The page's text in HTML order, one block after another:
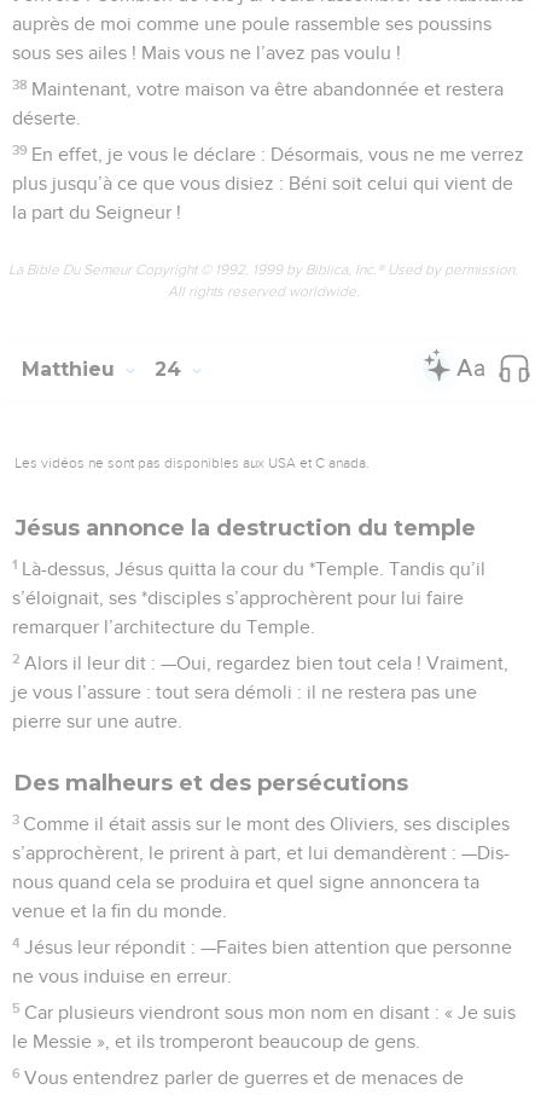
auprès de moi comme une poule rassemble ses poussins
sous ses ailes ! Mais vous ne l’avez pas voulu !
38 Maintenant, votre maison va être abandonnée et restera
déserte.
39 En effet, je vous le déclare : Désormais, vous ne me verrez
plus jusqu’à ce que vous disiez : Béni soit celui qui vient de
la part du Seigneur !
La Bible Du Semeur Copyright © 1992, 1999 by Biblica, Inc.® Used by permission.
All rights reserved worldwide.
Matthieu 24
Les vidéos ne sont pas disponibles aux USA et C anada.
Jésus annonce la destruction du temple
1 Là-dessus, Jésus quitta la cour du *Temple. Tandis qu’il
s’éloignait, ses *disciples s’approchèrent pour lui faire
remarquer l’architecture du Temple.
2 Alors il leur dit : —Oui, regardez bien tout cela ! Vraiment,
je vous l’assure : tout sera démoli : il ne restera pas une
pierre sur une autre.
Des malheurs et des persécutions
3 Comme il était assis sur le mont des Oliviers, ses disciples
s’approchèrent, le prirent à part, et lui demandèrent : —Dis-
nous quand cela se produira et quel signe annoncera ta
venue et la fin du monde.
4 Jésus leur répondit : —Faites bien attention que personne
ne vous induise en erreur.
5 Car plusieurs viendront sous mon nom en disant : « Je suis
le Messie », et ils tromperont beaucoup de gens.
6 Vous entendrez parler de guerres et de menaces de